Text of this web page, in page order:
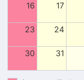
16 17
23 24
30 31